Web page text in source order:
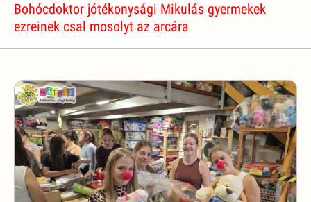
Bohócdoktor jótékonysági Mikulás gyermekek
ezreinek csal mosolyt az arcára